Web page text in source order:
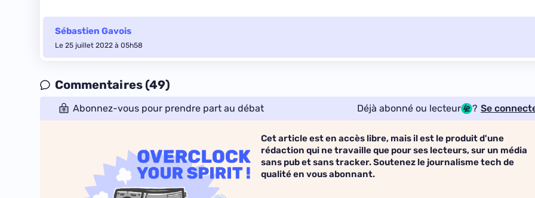
Sébastien Gavois
Le 25 juillet 2022 à 05h58
Commentaires (49)
Abonnez-vous pour prendre part au débat Déjà abonné ou lecteur ? Se
Cet article est en accès libre, mais il est le produit d'une
rédaction qui ne travaille que pour ses lecteurs, sur un média
sans pub et sans tracker. Soutenez le journalisme tech de
qualité en vous abonnant.